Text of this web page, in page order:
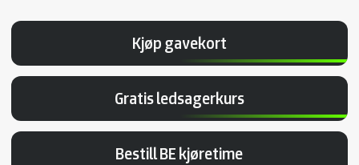
Kjøp gavekort
Gratis ledsagerkurs
Bestill BE kjøretime